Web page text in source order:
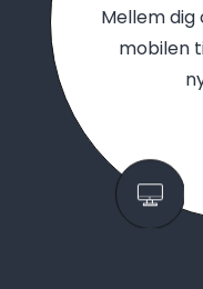
Mellem dig
mobilen